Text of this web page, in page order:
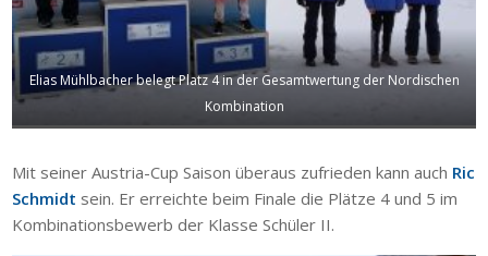
Elias Mühlbacher belegt Platz 4 in der Gesamtwertung der Nordischen
Kombination
Mit seiner Austria-Cup Saison überaus zufrieden kann auch Ric
Schmidt sein. Er erreichte beim Finale die Plätze 4 und 5 im
Kombinationsbewerb der Klasse Schüler II.